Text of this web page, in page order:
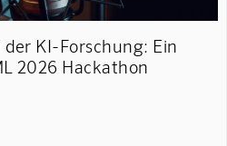
KI-Forschung: Ein
2026 Hackathon